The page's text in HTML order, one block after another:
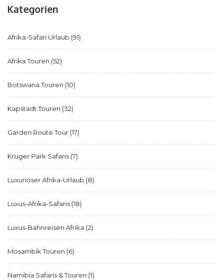
Kategorien
Afrika-Safari Urlaub (91)
Afrika Touren (52)
Botswana Touren (10)
Kapstadt Touren (32)
Garden Route Tour (17)
Kruger Park Safaris (7)
Luxuriöser Afrika-Urlaub (8)
Luxus-Afrika-Safaris (18)
Luxus-Bahnreisen Afrika (2)
Mosambik Touren (6)
Namibia Safaris & Touren (1)